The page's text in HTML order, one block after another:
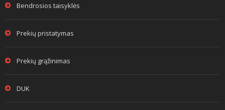
Bendrosios taisyklės
Prekių pristatymas
Prekių grąžinimas
DUK